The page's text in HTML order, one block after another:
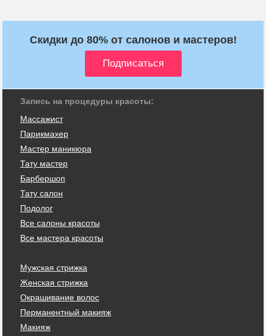
Скидки до 80% от салонов и мастеров!
Запись на процедуры красоты:
Массажист
Парикмахер
Мастер маникюра
Тату мастер
Барбершоп
Тату салон
Подолог
Все салоны красоты
Все мастера красоты
Мужская стрижка
Женская стрижка
Окрашивание волос
Перманентный макияж
Макияж